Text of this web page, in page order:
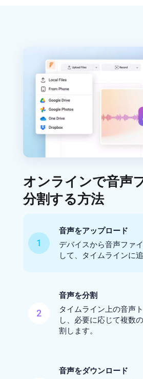
オンラインで音声
分割する方法
1
音声をアップロード
デバイスから音声ファ
して、タイムラインに追
2
音声を分割
タイムライン上の音声
し、必要に応じて複数
割します。
音声をダウンロード